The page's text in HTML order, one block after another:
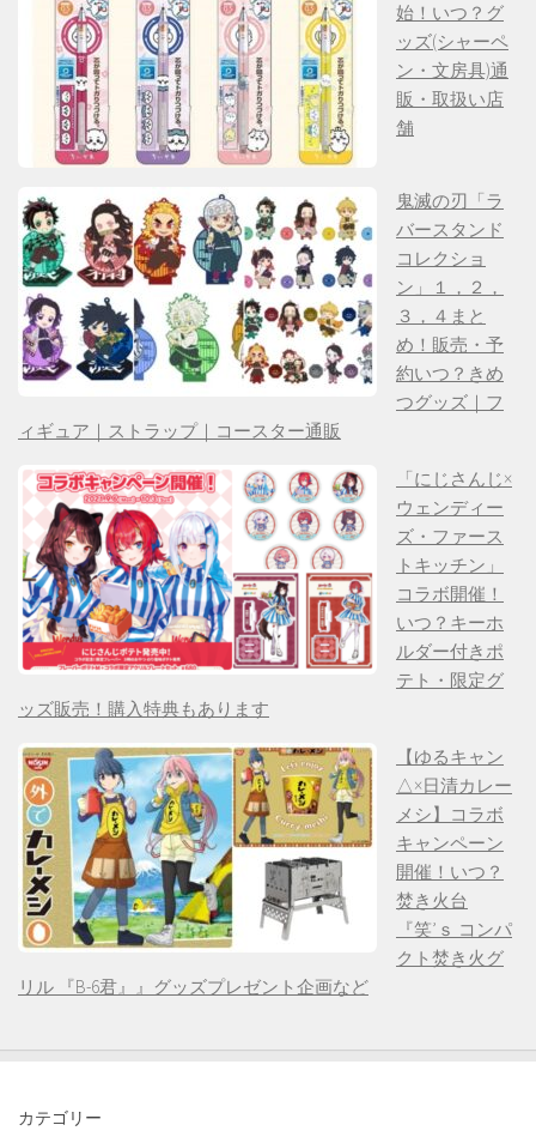
始！いつ？グ
ッズ(シャーペ
ン・文房具)通
販・取扱い店
舗
鬼滅の刃「ラ
バースタンド
コレクショ
ン」１，２，
３，４まと
め！販売・予
約いつ？きめ
つグッズ｜フ
ィギュア｜ストラップ｜コースター通販
「にじさんじ×
ウェンディー
ズ・ファース
トキッチン」
コラボ開催！
いつ？キーホ
ルダー付きポ
テト・限定グ
ッズ販売！購入特典もあります
【ゆるキャン
△×日清カレー
メシ】コラボ
キャンペーン
開催！いつ？
焚き火台
『笑’ｓ コンパ
クト焚き火グ
リル 『B-6君』』グッズプレゼント企画など
カテゴリー